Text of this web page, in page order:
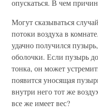
опускаться. В чем
Могут сказываться
потоки воздуха в
удачно получился
оболочки. Если пузырь
тонка, он может
появится уносящая
внутри него тот же
все же имеет вес?